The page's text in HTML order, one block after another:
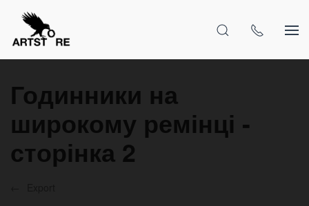
Годинники на
широкому ремінці -
сторінка 2